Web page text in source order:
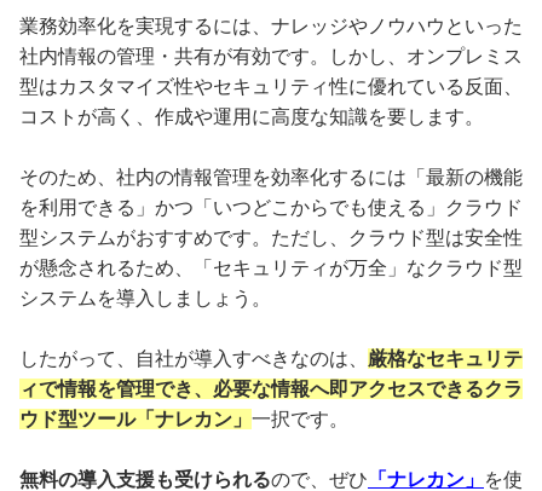
業務効率化を実現するには、ナレッジやノウハウといった
社内情報の管理・共有が有効です。しかし、オンプレミス
型はカスタマイズ性やセキュリティ性に優れている反面、
コストが高く、作成や運用に高度な知識を要します。
そのため、社内の情報管理を効率化するには「最新の機能
を利用できる」かつ「いつどこからでも使える」クラウド
型システムがおすすめです。ただし、クラウド型は安全性
が懸念されるため、「セキュリティが万全」なクラウド型
システムを導入しましょう。
したがって、自社が導入すべきなのは、 厳格なセキュリテ
ィで情報を管理でき、必要な情報へ即アクセスできるクラ
ウド型ツール「ナレカン」 一択です。
無料の導入支援も受けられるので、ぜひ 「ナレカン」 を使